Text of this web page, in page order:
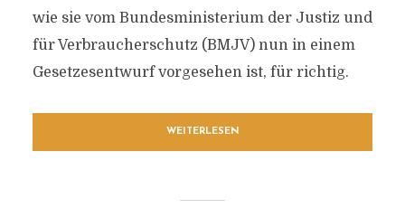
wie sie vom Bundesministerium der Justiz und
für Verbraucherschutz (BMJV) nun in einem
Gesetzesentwurf vorgesehen ist, für richtig.
WEITERLESEN